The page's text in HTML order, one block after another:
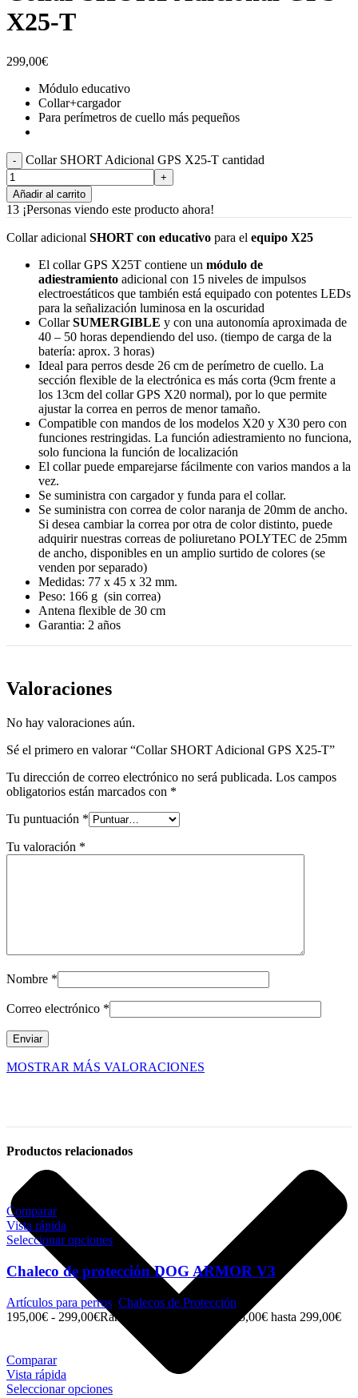
X25-T
299,00€
Módulo educativo
Collar+cargador
Para perímetros de cuello más pequeños
Collar SHORT Adicional GPS X25-T cantidad
Añadir al carrito
13 ¡Personas viendo este producto ahora!
Collar adicional SHORT con educativo para el equipo X25
El collar GPS X25T contiene un módulo de
adiestramiento adicional con 15 niveles de impulsos
electroestáticos que también está equipado con potentes LEDs
para la señalización luminosa en la oscuridad
CollarSUMERGIBLE y con una autonomía aproximada de
40 – 50 horas dependiendo del uso. (tiempo de carga de la
batería: aprox. 3 horas)
Ideal para perros desde 26 cm de perímetro de cuello. La
sección flexible de la electrónica es más corta (9cm frente a
los 13cm del collar GPS X20 normal), por lo que permite
ajustar la correa en perros de menor tamaño.
Compatible con mandos de los modelos X20 y X30 pero con
funciones restringidas. La función adiestramiento no funciona,
solo funciona la función de localización
El collar puede emparejarse fácilmente con varios mandos a la
vez.
Se suministra con cargador y funda para el collar.
Se suministra con correa de color naranja de 20mm de ancho.
Si desea cambiar la correa por otra de color distinto, puede
adquirir nuestras correas de poliuretano POLYTEC de 25mm
de ancho, disponibles en un amplio surtido de colores (se
venden por separado)
Medidas: 77 x 45 x 32 mm.
Peso: 166 g (sin correa)
Antena flexible de 30 cm
Garantia: 2 años
Valoraciones
No hay valoraciones aún.
Sé el primero en valorar “Collar SHORT Adicional GPS X25-T”
Tu dirección de correo electrónico no será publicada. Los campos
obligatorios están marcados con *
Tu puntuación *
Tu valoración *
Nombre *
Correo electrónico *
MOSTRAR MÁS VALORACIONES
Productos relacionados
Comparar
Vista rápida
Seleccionar opciones
Chaleco de protección DOG ARMOR V3
Artículos para perros Chalecos de Protección
195,00€ - 299,00€Rango de precios: desde 195,00€ hasta 299,00€
Comparar
Vista rápida
Seleccionar opciones